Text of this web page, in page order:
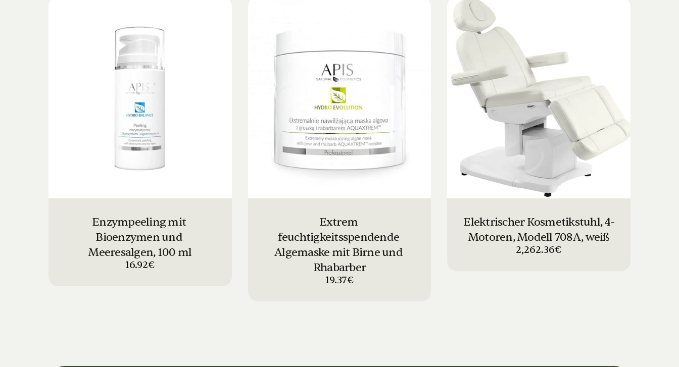
Enzympeeling mit
Bioenzymen und
Meeresalgen, 100 ml
16.92€
Extrem
feuchtigkeitsspendende
Algemaske mit Birne und
Rhabarber
19.37€
Elektrischer Kosmetikstuhl, 4-
Motoren, Modell 708A, weiß
2,262.36€